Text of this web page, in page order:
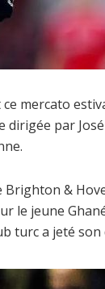
mercato
dirigée par
Brighton &
le jeune
turc a jeté son